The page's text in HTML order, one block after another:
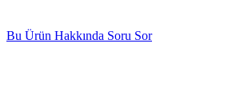
Bu Ürün Hakkında Soru Sor